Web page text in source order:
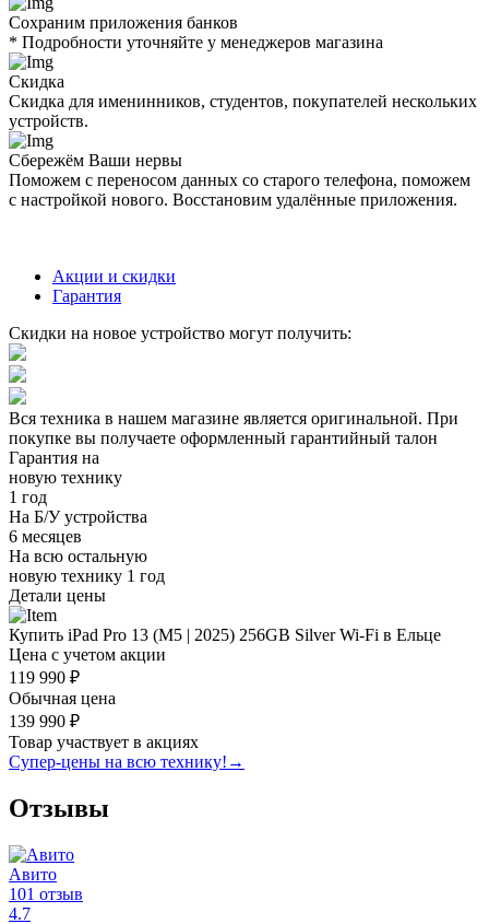
Сохраним приложения банков
* Подробности уточняйте у менеджеров магазина
Скидка
Скидка для именинников, студентов, покупателей нескольких
устройств.
Сбережём Ваши нервы
Поможем с переносом данных со старого телефона, поможем
с настройкой нового. Восстановим удалённые приложения.
Акции и скидки
Гарантия
Скидки на новое устройство могут получить:
Вся техника в нашем магазине является оригинальной. При
покупке вы получаете оформленный гарантийный талон
Гарантия на
новую технику
1 год
На Б/У устройства
6 месяцев
На всю остальную
новую технику 1 год
Детали цены
Купить iPad Pro 13 (M5 | 2025) 256GB Silver Wi-Fi в Ельце
Цена с учетом акции
119 990 ₽
Обычная цена
139 990 ₽
Товар участвует в акциях
Супер-цены на всю технику! →
Отзывы
Авито
101 отзыв
4.7